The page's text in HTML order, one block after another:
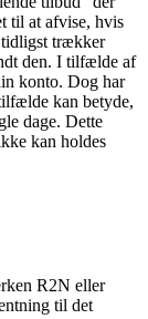
til at afvise, hvis
trækker
den. I tilfælde af
konto. Dog har
kan betyde,
dage. Dette
kan holdes
R2N eller
til det